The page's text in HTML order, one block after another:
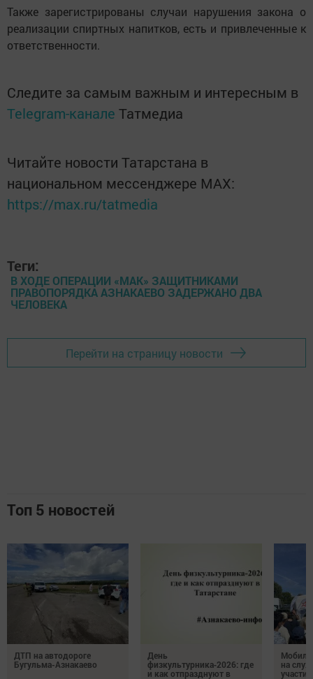
Также зарегистрированы случаи нарушения закона о
реализации спиртных напитков, есть и привлеченные к
ответственности.
Следите за самым важным и интересным в
Telegram-канале Татмедиа
Читайте новости Татарстана в
национальном мессенджере MАХ:
https://max.ru/tatmedia
Теги:
В ХОДЕ ОПЕРАЦИИ «МАК» ЗАЩИТНИКАМИ
ПРАВОПОРЯДКА АЗНАКАЕВО ЗАДЕРЖАНО ДВА
ЧЕЛОВЕКА
Перейти на страницу новости
Топ 5 новостей
ДТП на автодороге
Бугульма-Азнакаево
День
физкультурника‑2026: где
и как отпразднуют в
на